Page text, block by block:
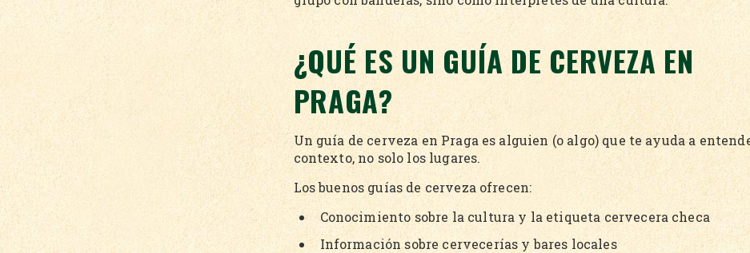
¿QUÉ ES UN GUÍA DE CERVEZA EN
PRAGA?
Un guía de cerveza en Praga es alguien (o algo) que te ayuda a
contexto, no solo los lugares.
Los buenos guías de cerveza ofrecen:
Conocimiento sobre la cultura y la etiqueta cervecera checa
Información sobre cervecerías y bares locales